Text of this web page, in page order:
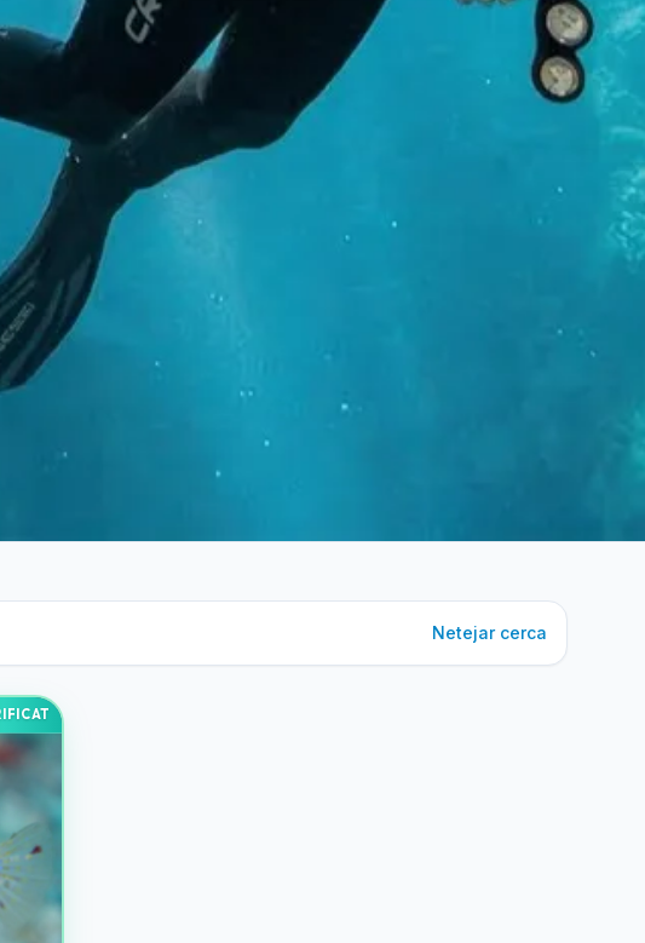
Netejar cerca